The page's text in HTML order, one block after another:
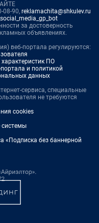
08-90, reklamachita@shkulev.ru
за достоверность
объявлениях.
веб-портала регулируются:
ПО
и политикой
данных
сервиса, специальные
не требуются
cookies
системы
«Подписка без баннерной